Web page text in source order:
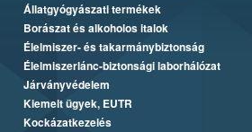
Állatgyógyászati termékek
Borászat és alkoholos italok
Élelmiszer- és takarmánybiztonság
Élelmiszerlánc-biztonsági laborhálózat
Járványvédelem
Kiemelt ügyek, EUTR
Kockázatkezelés